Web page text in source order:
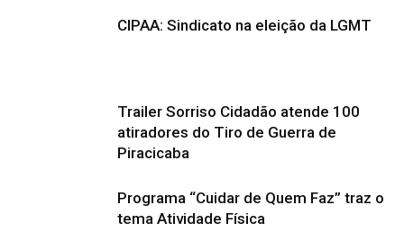
CIPAA: Sindicato na eleição da LGMT
Trailer Sorriso Cidadão atende 100
atiradores do Tiro de Guerra de
Piracicaba
Programa “Cuidar de Quem Faz” traz o
tema Atividade Física